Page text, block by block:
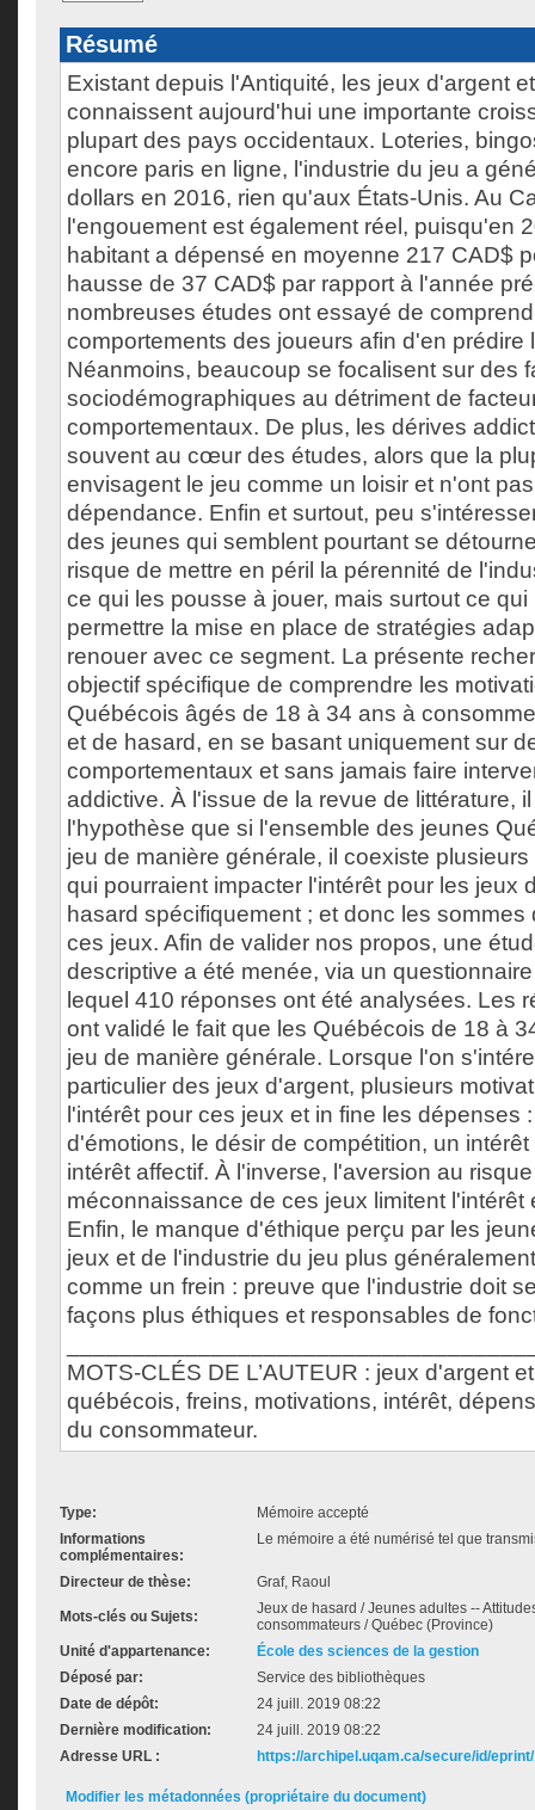
Résumé
Existant depuis l'Antiquité, les jeux d'argent
connaissent aujourd'hui une importante
plupart des pays occidentaux. Loteries,
encore paris en ligne, l'industrie du jeu a
dollars en 2016, rien qu'aux États-Unis. Au
l'engouement est également réel, puisqu'en
habitant a dépensé en moyenne 217 CAD$
hausse de 37 CAD$ par rapport à l'année
nombreuses études ont essayé de
comportements des joueurs afin d'en prédire
Néanmoins, beaucoup se focalisent sur des
sociodémographiques au détriment de
comportementaux. De plus, les dérives
souvent au cœur des études, alors que la
envisagent le jeu comme un loisir et n'ont
dépendance. Enfin et surtout, peu
des jeunes qui semblent pourtant se
risque de mettre en péril la pérennité de
ce qui les pousse à jouer, mais surtout ce qui
permettre la mise en place de stratégies
renouer avec ce segment. La présente
objectif spécifique de comprendre les
Québécois âgés de 18 à 34 ans à
et de hasard, en se basant uniquement sur
comportementaux et sans jamais faire
addictive. À l'issue de la revue de littérature,
l'hypothèse que si l'ensemble des jeunes
jeu de manière générale, il coexiste
qui pourraient impacter l'intérêt pour les jeux
hasard spécifiquement ; et donc les
ces jeux. Afin de valider nos propos, une
descriptive a été menée, via un
lequel 410 réponses ont été analysées. Les
ont validé le fait que les Québécois de 18 à
jeu de manière générale. Lorsque l'on
particulier des jeux d'argent, plusieurs
l'intérêt pour ces jeux et in fine les dépenses
d'émotions, le désir de compétition, un
intérêt affectif. À l'inverse, l'aversion au
méconnaissance de ces jeux limitent l'intérêt
Enfin, le manque d'éthique perçu par les
jeux et de l'industrie du jeu plus
comme un frein : preuve que l'industrie doit
façons plus éthiques et responsables de
MOTS-CLÉS DE L’AUTEUR : jeux d'argent
québécois, freins, motivations, intérêt,
du consommateur.
Type:
Mémoire accepté
Informations
complémentaires:
Le mémoire a été numérisé tel que
Directeur de thèse: Graf, Raoul
Mots-clés ou Sujets:
Jeux de hasard / Jeunes adultes --
consommateurs / Québec (Province)
Unité d'appartenance:
École des sciences de la gestion
Déposé par:
Service des bibliothèques
Date de dépôt:
24 juill. 2019 08:22
Dernière modification:
24 juill. 2019 08:22
Adresse URL :
https://archipel.uqam.ca/secure/id/
Modifier les métadonnées (propriétaire du document)